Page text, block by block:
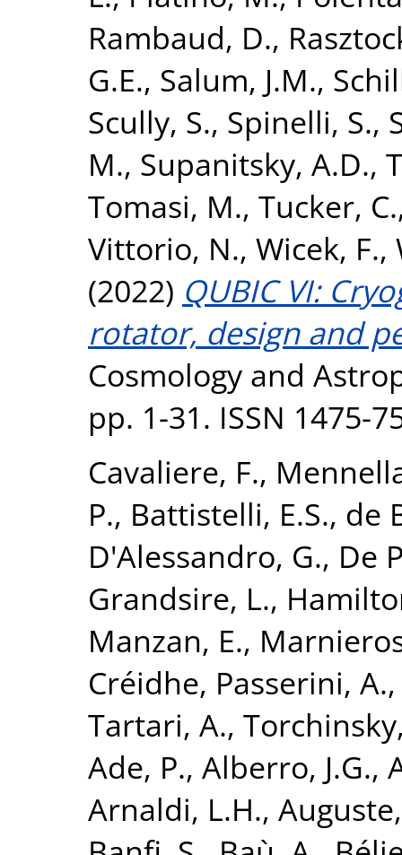
Rambaud, D.,
G.E., Salum, J.M.,
Scully, S., Spinelli, S.,
M., Supanitsky, A.D.,
Tomasi, M., Tucker, C.
Vittorio, N., Wicek, F.,
(2022) QUBIC VI:
rotator, design and
Cosmology and
pp. 1-31. ISSN 1475-
Cavaliere, F.,
P., Battistelli, E.S., de
D'Alessandro, G., De
Grandsire, L.,
Manzan, E.,
Créidhe, Passerini, A.
Tartari, A.,
Ade, P., Alberro, J.G.,
Arnaldi, L.H.,